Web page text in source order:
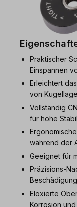
Praktischer
Einspannen
Erleichtert
von
Vollständig
für hohe
während der
Geeignet für
Präzisions-
Eloxierte
Korrosion